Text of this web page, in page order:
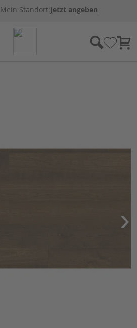
Mein Standort:Jetzt angeben